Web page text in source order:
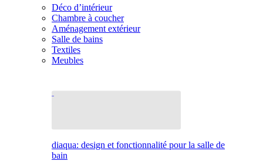
Déco d’intérieur
Chambre à coucher
Aménagement extérieur
Salle de bains
Textiles
Meubles
diaqua: design et fonctionnalité pour la salle de
bain